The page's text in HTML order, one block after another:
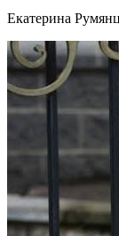
Екатерина